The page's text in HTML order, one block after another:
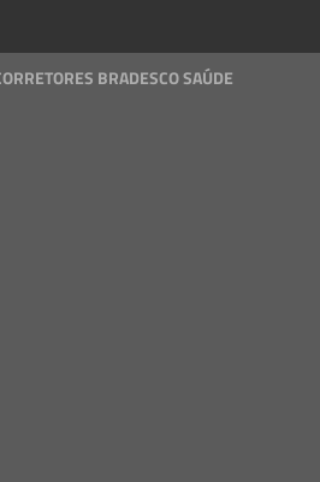
BRADESCO SAÚDE